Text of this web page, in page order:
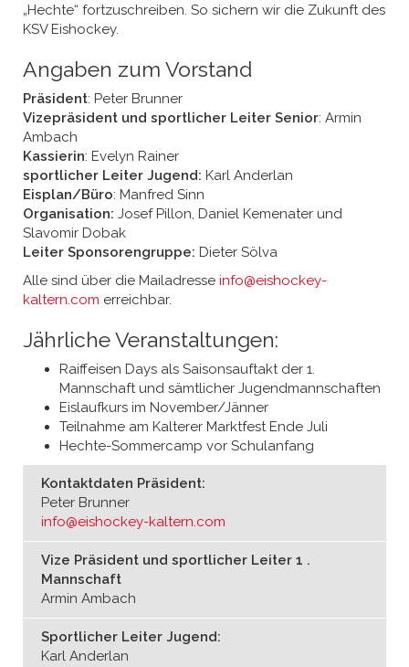
„Hechte“ fortzuschreiben. So sichern wir die Zukunft des
KSV Eishockey.
Angaben zum Vorstand
Präsident: Peter Brunner
Vizepräsident und sportlicher Leiter Senior: Armin
Ambach
Kassierin: Evelyn Rainer
sportlicher Leiter Jugend: Karl Anderlan
Eisplan/Büro: Manfred Sinn
Organisation: Josef Pillon, Daniel Kemenater und
Slavomir Dobak
Leiter Sponsorengruppe: Dieter Sölva
Alle sind über die Mailadresse info@eishockey-
kaltern.com erreichbar.
Jährliche Veranstaltungen:
Raiffeisen Days als Saisonsauftakt der 1.
Mannschaft und sämtlicher Jugendmannschaften
Eislaufkurs im November/Jänner
Teilnahme am Kalterer Marktfest Ende Juli
Hechte-Sommercamp vor Schulanfang
Kontaktdaten Präsident:
Peter Brunner
info@eishockey-kaltern.com
Vize Präsident und sportlicher Leiter 1 .
Mannschaft
Armin Ambach
Sportlicher Leiter Jugend:
Karl Anderlan